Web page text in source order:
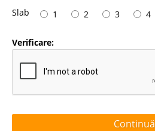
Slab
1 2 3 4
Verificare:
Continuă